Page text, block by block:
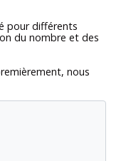
pour différents
du nombre et des
nous